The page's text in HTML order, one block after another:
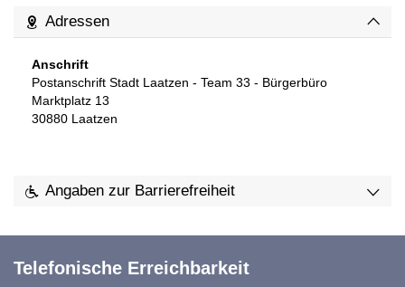
Adressen
Anschrift
Postanschrift Stadt Laatzen - Team 33 - Bürgerbüro
Marktplatz 13
30880 Laatzen
Angaben zur Barrierefreiheit
Telefonische Erreichbarkeit